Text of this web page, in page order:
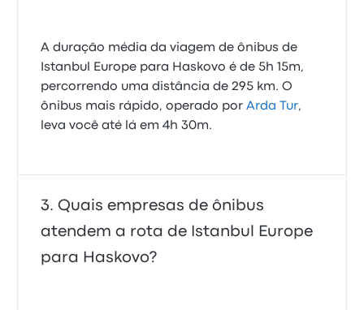
A duração média da viagem de ônibus de
Istanbul Europe para Haskovo é de 5h 15m,
percorrendo uma distância de 295 km. O
ônibus mais rápido, operado porArda Tur,
leva você até lá em 4h 30m.
Quais empresas de ônibus
atendem a rota de Istanbul Europe
para Haskovo?